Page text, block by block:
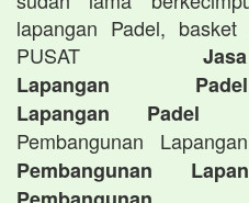
lapangan Padel,
PUSAT
Lapangan Padel
Lapangan Padel
Pembangunan
Pembangunan